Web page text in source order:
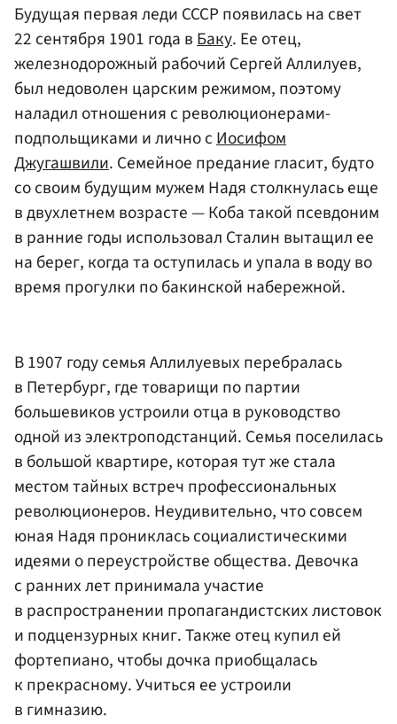
Будущая первая леди СССР появилась на свет
22 сентября 1901 года вБаку. Ее отец,
железнодорожный рабочий Сергей Аллилуев,
был недоволен царским режимом, поэтому
наладил отношения с революционерами-
подпольщиками и лично сИосифом
Джугашвили. Семейное предание гласит, будто
со своим будущим мужем Надя столкнулась еще
в двухлетнем возрасте — Кобатакой псевдоним
в ранние годы использовал Сталин вытащил ее
на берег, когда та оступилась и упала в воду во
время прогулки по бакинской набережной.
В 1907 году семья Аллилуевых перебралась
в Петербург, где товарищи по партии
большевиков устроили отца в руководство
одной из электроподстанций. Семья поселилась
в большой квартире, которая тут же стала
местом тайных встреч профессиональных
революционеров. Неудивительно, что совсем
юная Надя прониклась социалистическими
идеями о переустройстве общества. Девочка
с ранних лет принимала участие
в распространении пропагандистских листовок
и подцензурных книг. Также отец купил ей
фортепиано, чтобы дочка приобщалась
к прекрасному. Учиться ее устроили
в гимназию.